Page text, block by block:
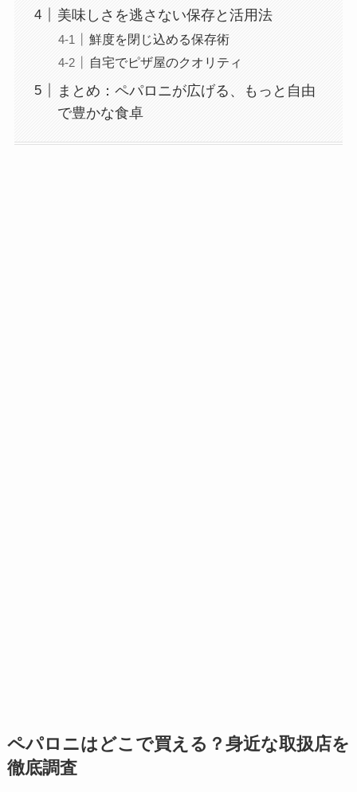
美味しさを逃さない保存と活用法
鮮度を閉じ込める保存術
自宅でピザ屋のクオリティ
まとめ：ペパロニが広げる、もっと自由
で豊かな食卓
ペパロニはどこで買える？身近な取扱店を
徹底調査